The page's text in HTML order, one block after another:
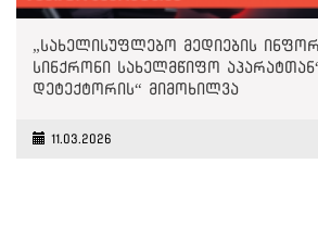
„სახელისუფლებო მედიების
სინქრონი სახელმწიფო
დეტექტორის“ მიმოხილვა
11.03.2026